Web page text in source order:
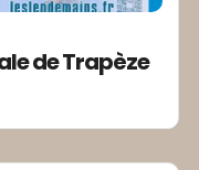
de Trapèze